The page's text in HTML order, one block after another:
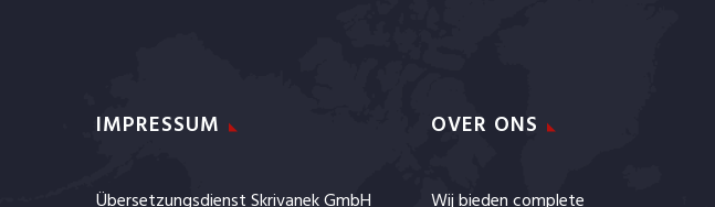
IMPRESSUM
Übersetzungsdienst Skrivanek GmbH
OVER ONS
Wij bieden complete